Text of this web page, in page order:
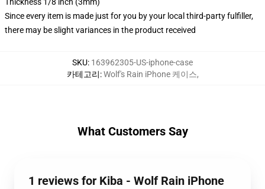
Since every item is made just for you by your local third-party fulfiller,
there may be slight variances in the product received
SKU: 163962305-US-iphone-case
카테고리:Wolf's Rain iPhone 케이스,
What Customers Say
1 reviews for Kiba - Wolf Rain iPhone